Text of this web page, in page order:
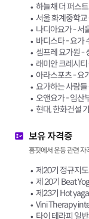
하늘채 더 퍼스
서울 화계중학
나디아요가 - 서
바디스타 - 요가
셈프레 요가원 -
래미안 크레시티
아라스포츠 - 요
요가하는 사람들
오앤요가 - 임산
현대, 한화건설
보유 자격증
홈핏에서 운동 관련 자
제20기 정규지
제 20기 Beat
제23기 Hot
Vini Therapy
타이 테라피 일